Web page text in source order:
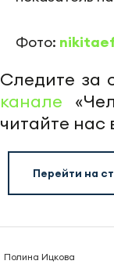
Фото:
Следите за
канале
читайте нас
Перейти на
Полина Ицкова